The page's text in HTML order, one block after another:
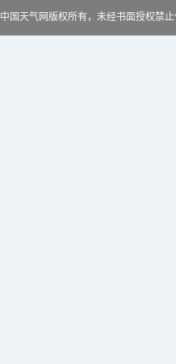
中国天气网版权所有，未经书面授权